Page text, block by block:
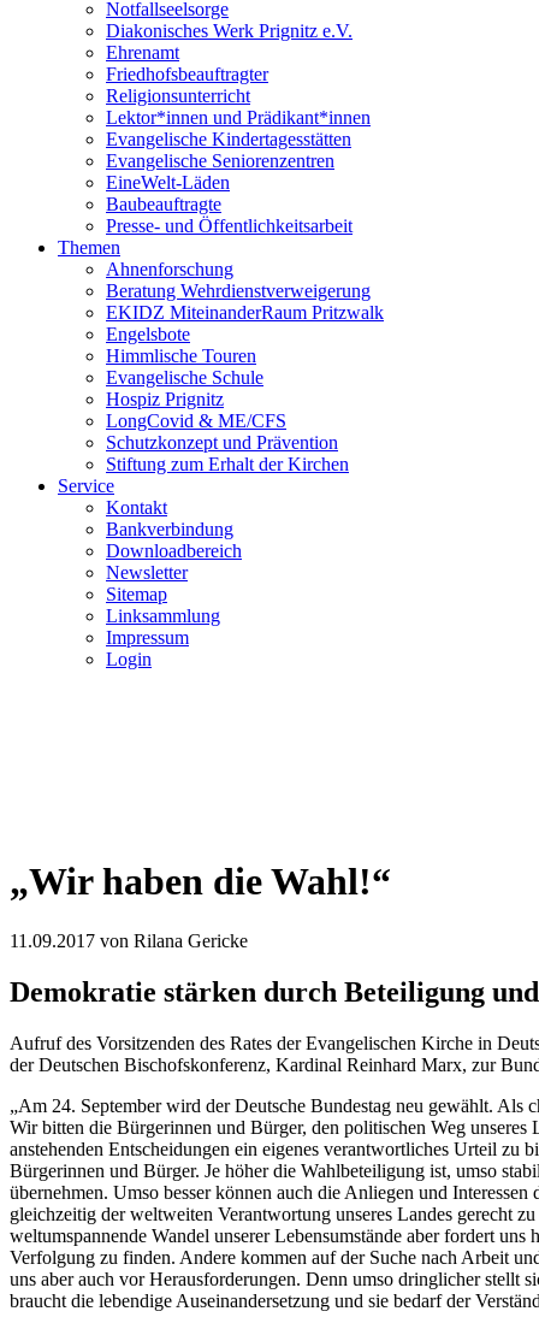
Notfallseelsorge
Diakonisches Werk Prignitz e.V.
Ehrenamt
Friedhofsbeauftragter
Religionsunterricht
Lektor*innen und Prädikant*innen
Evangelische Kindertagesstätten
Evangelische Seniorenzentren
EineWelt-Läden
Baubeauftragte
Presse- und Öffentlichkeitsarbeit
Themen
Ahnenforschung
Beratung Wehrdienstverweigerung
EKIDZ MiteinanderRaum Pritzwalk
Engelsbote
Himmlische Touren
Evangelische Schule
Hospiz Prignitz
LongCovid & ME/CFS
Schutzkonzept und Prävention
Stiftung zum Erhalt der Kirchen
Service
Kontakt
Bankverbindung
Downloadbereich
Newsletter
Sitemap
Linksammlung
Impressum
Login
„Wir haben die Wahl!“
11.09.2017 von Rilana Gericke
Demokratie stärken durch Beteiligung
Aufruf des Vorsitzenden des Rates der Evangelischen Kirche in
der Deutschen Bischofskonferenz, Kardinal Reinhard Marx, zur
„Am 24. September wird der Deutsche Bundestag neu gewählt.
Wir bitten die Bürgerinnen und Bürger, den politischen Weg
anstehenden Entscheidungen ein eigenes verantwortliches Urteil
Bürgerinnen und Bürger. Je höher die Wahlbeteiligung ist, umso
übernehmen. Umso besser können auch die Anliegen und
gleichzeitig der weltweiten Verantwortung unseres Landes gerecht
weltumspannende Wandel unserer Lebensumstände aber fordert
Verfolgung zu finden. Andere kommen auf der Suche nach Arbeit
uns aber auch vor Herausforderungen. Denn umso dringlicher stellt
braucht die lebendige Auseinandersetzung und sie bedarf der